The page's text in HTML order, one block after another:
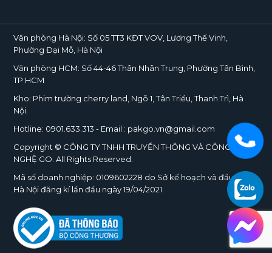
Văn phòng Hà Nội: Số 05 TT3 KĐT VOV, Lương Thế Vinh,
Phường Đại Mỗ, Hà Nội
Văn phòng HCM: Số 44-46 Thân Nhân Trung, Phường Tân Bình,
TP HCM
Kho: Phim trường cherry land, Ngõ 1, Tân Triều, Thanh Trì, Hà
Nội.
Hotline: 0901.633.313 - Email : pakgo.vn@gmail.com
Copyright © CÔNG TY TNHH TRUYỀN THÔNG VÀ CÔNG
NGHỆ GO . All Rights Reserved.
Mã số doanh nghiệp: 0109602228 do Sở kế hoạch và đầu tư TP.
Hà Nội đăng kí lần đầu ngày 19/04/2021